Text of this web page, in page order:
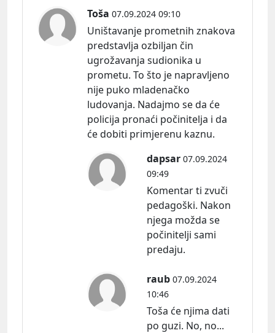
Toša 07.09.2024 09:10
Uništavanje prometnih znakova
predstavlja ozbiljan čin
ugrožavanja sudionika u
prometu. To što je napravljeno
nije puko mladenačko
ludovanja. Nadajmo se da će
policija pronaći počinitelja i da
će dobiti primjerenu kaznu.
dapsar 07.09.2024
09:49
Komentar ti zvuči
pedagoški. Nakon
njega možda se
počinitelji sami
predaju.
raub 07.09.2024
10:46
Toša će njima dati
po guzi. No, no...